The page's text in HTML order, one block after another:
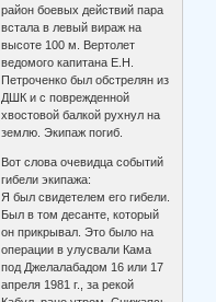
район боевых действий пара
встала в левый вираж на
высоте 100 м. Вертолет
ведомого капитана Е.Н.
Петроченко был обстрелян из
ДШК и с поврежденной
хвостовой балкой рухнул на
землю. Экипаж погиб.
Вот слова очевидца событий
гибели экипажа:
Я был свидетелем его гибели.
Был в том десанте, который
он прикрывал. Это было на
операции в улусвали Кама
под Джелалабадом 16 или 17
апреля 1981 г., за рекой